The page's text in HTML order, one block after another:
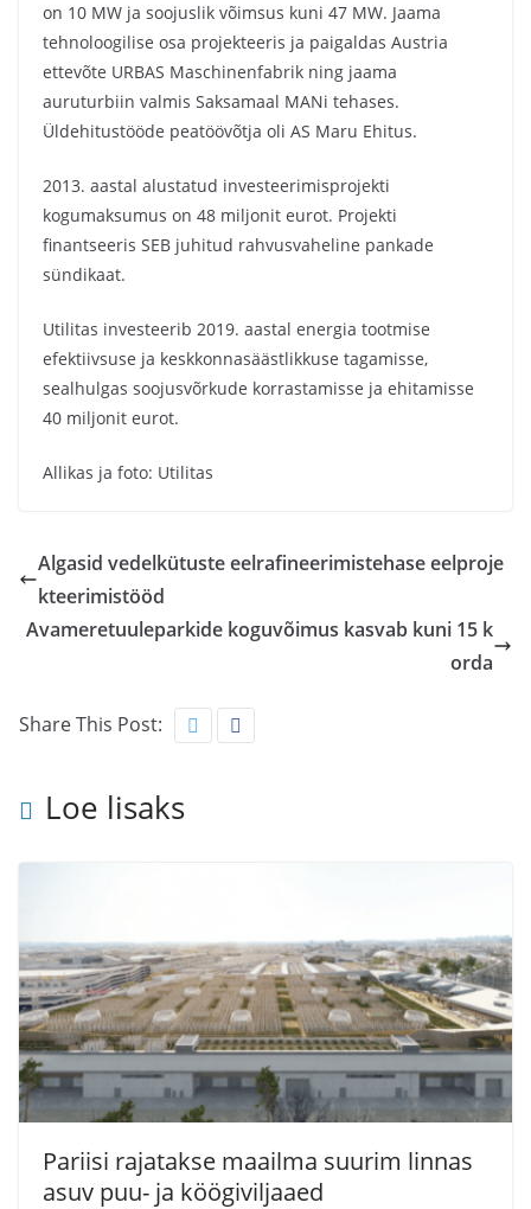
on 10 MW ja soojuslik võimsus kuni 47 MW. Jaama
tehnoloogilise osa projekteeris ja paigaldas Austria
ettevõte URBAS Maschinenfabrik ning jaama
auruturbiin valmis Saksamaal MANi tehases.
Üldehitustööde peatöövõtja oli AS Maru Ehitus.
2013. aastal alustatud investeerimisprojekti
kogumaksumus on 48 miljonit eurot. Projekti
finantseeris SEB juhitud rahvusvaheline pankade
sündikaat.
Utilitas investeerib 2019. aastal energia tootmise
efektiivsuse ja keskkonnasäästlikkuse tagamisse,
sealhulgas soojusvõrkude korrastamisse ja ehitamisse
40 miljonit eurot.
Allikas ja foto: Utilitas
Algasid vedelkütuste eelrafineerimistehase eelproje
kteerimistööd
Avameretuuleparkide koguvõimus kasvab kuni 15 k
orda
Share This Post:
Loe lisaks
Pariisi rajatakse maailma suurim linnas
asuv puu- ja köögiviljaaed